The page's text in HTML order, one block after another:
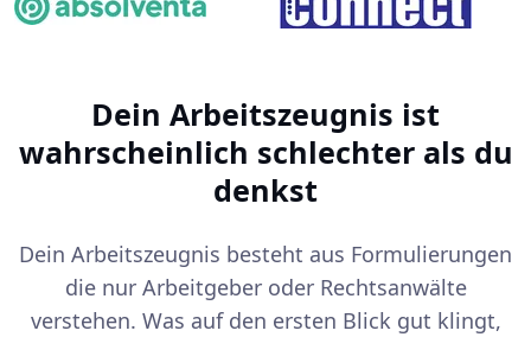
Dein Arbeitszeugnis ist
wahrscheinlich schlechter als du
denkst
Dein Arbeitszeugnis besteht aus Formulierungen
die nur Arbeitgeber oder Rechtsanwälte
verstehen. Was auf den ersten Blick gut klingt,